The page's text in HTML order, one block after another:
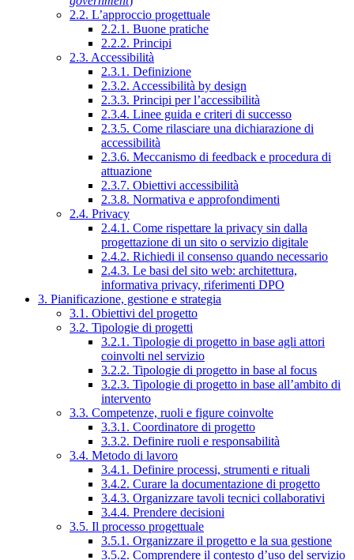
2.2. L’approccio progettuale
2.2.1. Buone pratiche
2.2.2. Principi
2.3. Accessibilità
2.3.1. Definizione
2.3.2. Accessibilità by design
2.3.3. Principi per l’accessibilità
2.3.4. Linee guida e criteri di successo
2.3.5. Come rilasciare una dichiarazione di
accessibilità
2.3.6. Meccanismo di feedback e procedura di
attuazione
2.3.7. Obiettivi accessibilità
2.3.8. Normativa e approfondimenti
2.4. Privacy
2.4.1. Come rispettare la privacy sin dalla
progettazione di un sito o servizio digitale
2.4.2. Richiedi il consenso quando necessario
2.4.3. Le basi del sito web: architettura,
informativa privacy, riferimenti DPO
3. Pianificazione, gestione e strategia
3.1. Obiettivi del progetto
3.2. Tipologie di progetti
3.2.1. Tipologie di progetto in base agli attori
coinvolti nel servizio
3.2.2. Tipologie di progetto in base al focus
3.2.3. Tipologie di progetto in base all’ambito di
intervento
3.3. Competenze, ruoli e figure coinvolte
3.3.1. Coordinatore di progetto
3.3.2. Definire ruoli e responsabilità
3.4. Metodo di lavoro
3.4.1. Definire processi, strumenti e rituali
3.4.2. Curare la documentazione di progetto
3.4.3. Organizzare tavoli tecnici collaborativi
3.4.4. Prendere decisioni
3.5. Il processo progettuale
3.5.1. Organizzare il progetto e la sua gestione
3.5.2. Comprendere il contesto d’uso del servizio